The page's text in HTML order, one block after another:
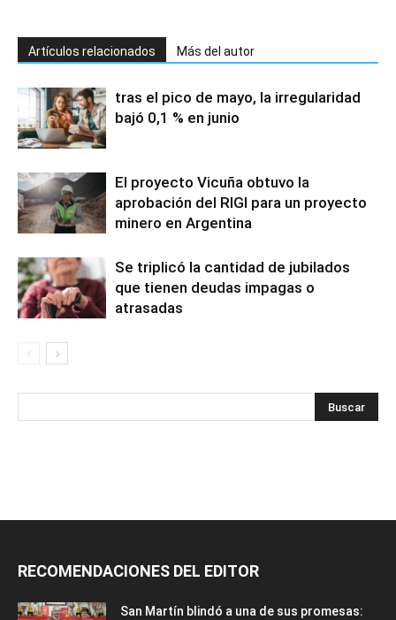
Artículos relacionados Más del autor
tras el pico de mayo, la irregularidad
bajó 0,1 % en junio
El proyecto Vicuña obtuvo la
aprobación del RIGI para un proyecto
minero en Argentina
Se triplicó la cantidad de jubilados
que tienen deudas impagas o
atrasadas
RECOMENDACIONES DEL EDITOR
San Martín blindó a una de sus promesas: